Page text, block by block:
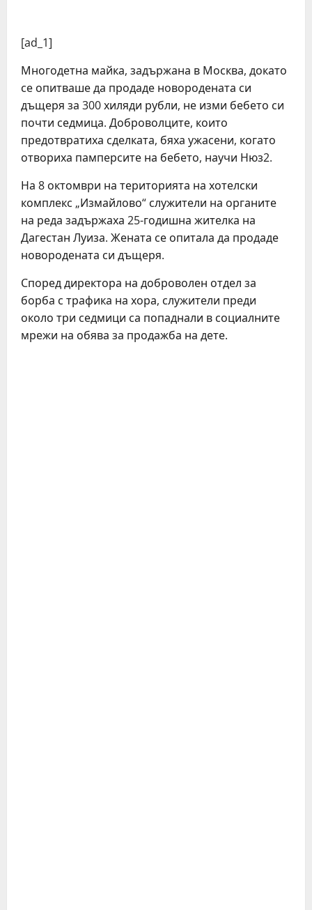
[ad_1]
Многодетна майка, задържана в Москва, докато
се опитваше да продаде новородената си
дъщеря за 300 хиляди рубли, не изми бебето си
почти седмица. Доброволците, които
предотвратиха сделката, бяха ужасени, когато
отвориха памперсите на бебето, научи Нюз2.
На 8 октомври на територията на хотелски
комплекс „Измайлово“ служители на органите
на реда задържаха 25-годишна жителка на
Дагестан Луиза. Жената се опитала да продаде
новородената си дъщеря.
Според директора на доброволен отдел за
борба с трафика на хора, служители преди
около три седмици са попаднали в социалните
мрежи на обява за продажба на дете.